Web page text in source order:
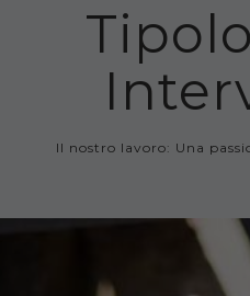
Il nostro lavoro: Una